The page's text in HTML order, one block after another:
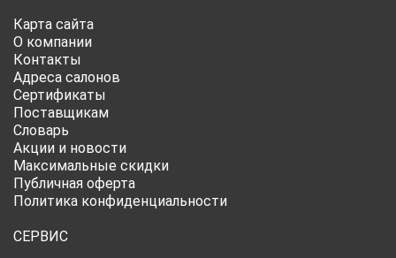
Карта сайта
О компании
Контакты
Адреса салонов
Сертификаты
Поставщикам
Словарь
Акции и новости
Максимальные скидки
Публичная оферта
Политика конфиденциальности
СЕРВИС